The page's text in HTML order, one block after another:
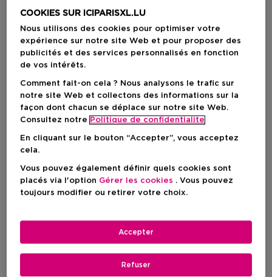
Light Infusion Sérum Yeux
Crème Pour Le Corps
COOKIES SUR ICIPARISXL.LU
Nous utilisons des cookies pour optimiser votre
expérience sur notre site Web et pour proposer des
publicités et des services personnalisés en fonction
de vos intérêts.
Comment fait-on cela ? Nous analysons le trafic sur
notre site Web et collectons des informations sur la
façon dont chacun se déplace sur notre site Web.
Consultez notre Politique de confidentialite
En cliquant sur le bouton “Accepter”, vous acceptez
cela.
Vous pouvez également définir quels cookies sont
placés via l'option Gérer les cookies . Vous pouvez
toujours modifier ou retirer votre choix.
Refuser
Accepter